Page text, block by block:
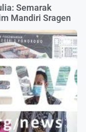
Semarak
Mandiri Sragen